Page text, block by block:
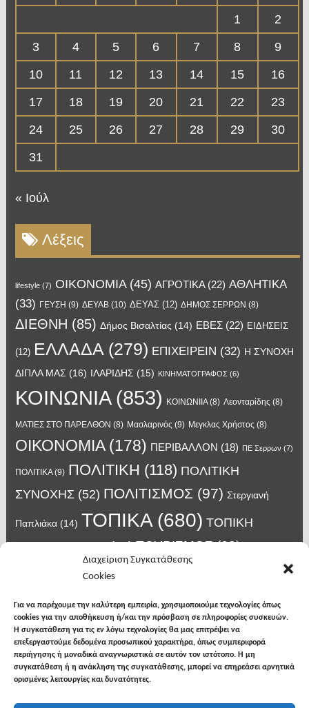
Διαχείριση Συγκατάθεσης
Cookies
Για να παρέχουμε την καλύτερη εμπειρία, χρησιμοποιούμε τεχνολογίες όπως
cookies για την αποθήκευση ή/και την πρόσβαση σε πληροφορίες συσκευών.
Η συγκατάθεση για τις εν λόγω τεχνολογίες θα μας επιτρέψει να
επεξεργαστούμε δεδομένα προσωπικού χαρακτήρα, όπως συμπεριφορά
περιήγησης ή μοναδικά αναγνωριστικά σε αυτόν τον ιστότοπο. Η μη
συγκατάθεση ή η ανάκληση της συγκατάθεσης, μπορεί να επηρεάσει αρνητικά
ορισμένες λειτουργίες και δυνατότητες.
1
2
3
4 5 6 7 8
9
10
11 12 13 14 15
16
17
18 19 20 21 22
23
24
25 26 27 28 29
30
31
« Ιούλ
Λέξεις
lifestyle(7) OIKONOMIA(45) ΑΓΡΟΤΙΚΑ(22) ΑΘΛΗΤΙΚΑ
(33) ΓΕΥΣΗ (9) ΔΕΥΑΒ(10) ΔΕΥΑΣ(12) ΔΗΜΟΣ ΣΕΡΡΩΝ (8)
ΔΙΕΘΝΗ (85) Δήμος Βισαλτίας (14) ΕΒΕΣ(22) ΕΙΔΗΣΕΙΣ
(12) ΕΛΛΑΔΑ(279) ΕΠΙΧΕΙΡΕΙΝ (32) Η ΣΥΝΟΧΗ
ΔΙΠΛΑ ΜΑΣ (16) ΙΛΑΡΙΔΗΣ (15) ΚΙΝΗΜΑΤΟΓΡΑΦΟΣ (6)
ΚΟΙΝΩΝΙΑ(853) ΚΟΙΝΩΝΙΙΑ(8) Λεονταρίδης (8)
ΜΑΤΙΕΣ ΣΤΟ ΠΑΡΕΛΘΟΝ (8) Μασλαρινός (9) Μεγκλας Χρήστος (8)
ΟΙΚΟΝΟΜΙΑ(178) ΠΕΡΙΒΑΛΛΟΝ (18) ΠΕ Σερρων (7)
ΠΟΛΙΤΙΚΑ(9) ΠΟΛΙΤΙΚΗ (118) ΠΟΛΙΤΙΚΗ
ΣΥΝΟΧΗΣ(52) ΠΟΛΙΤΙΣΜΟΣ (97) Στεργιανή
Παπλιάκα(14) ΤΟΠΙΚΑ(680) ΤΟΠΙΚΗ
ΑΥΤΟΔΙΟΙΚΗΣΗ(45) ΤΟΥΡΙΣΜΟΣ(63)
(14) Χατζηβασιλειου
κρούσματα κορονοϊού(18) λαϊκή Νιγρίτας(13) νοσοκομείο Σερρών
σπυροπουλος(7) υγεια(148)